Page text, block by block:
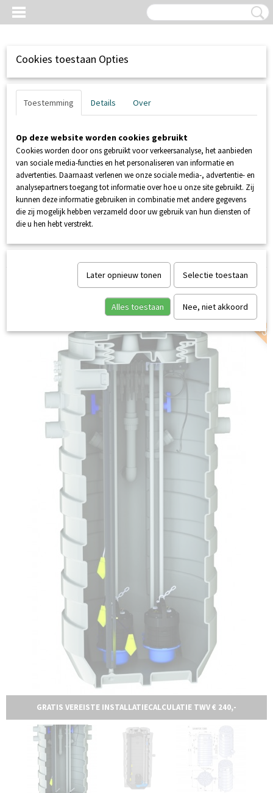
Inloggen Registreren
UW WINKELWAGEN
GRATIS VEREISTE INSTALLATIECALCULATIE TWV € 240,-
SERVICE AAN HUIS
Cookies toestaan Opties
Toestemming Details Over
Op deze website worden cookies gebruikt
Cookies worden door ons gebruikt voor verkeersanalyse, het aanbieden
van sociale media-functies en het personaliseren van informatie en
advertenties. Daarnaast verlenen we onze sociale media-, advertentie- en
analysepartners toegang tot informatie over hoe u onze site gebruikt. Zij
kunnen deze informatie gebruiken in combinatie met andere gegevens
die zij mogelijk hebben verzameld door uw gebruik van hun diensten of
die u hen hebt verstrekt.
Later opnieuw tonen Selectie toestaan
Alles toestaan Nee, niet akkoord